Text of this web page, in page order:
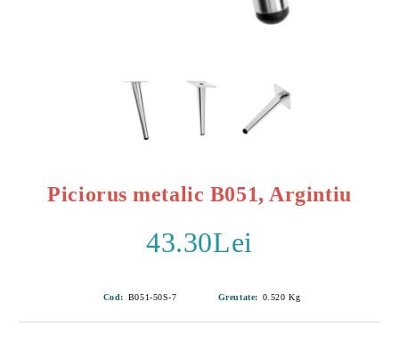
Piciorus metalic B051, Argintiu
43.30Lei
Cod: B051-50S-7 Greutate: 0.520 Kg